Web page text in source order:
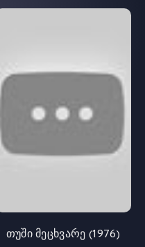
თუში მეცხვარე (1976)